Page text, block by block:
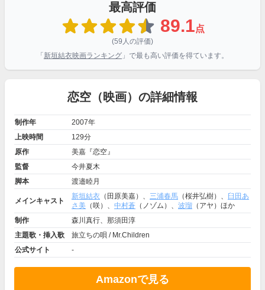
最高評価
89.1点
(59人の評価)
「 新垣結衣映画ランキング 」で最も高い評価を得ています。
恋空（映画）の詳細情報
制作年
2007年
上映時間
129分
原作
美嘉『恋空』
監督
今井夏木
脚本
渡邉睦月
メインキャスト
新垣結衣 （田原美嘉）、 三浦春馬 （桜井弘樹）、
臼田あ
さ美 （咲）、 中村蒼 （ノゾム）、 波瑠 （アヤ）ほか
制作
森川真行、那須田淳
主題歌・挿入歌
旅立ちの唄 / Mr.Children
公式サイト
-
Amazonで見る